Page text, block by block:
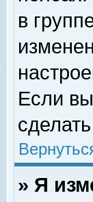
в
Если
» Я